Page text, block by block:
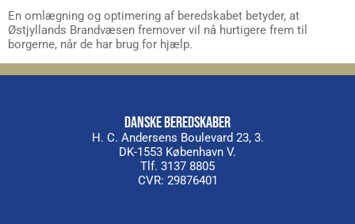
En omlægning og optimering af beredskabet betyder, at
Østjyllands Brandvæsen fremover vil nå hurtigere frem til
borgerne, når de har brug for hjælp.
DANSKE BEREDSKABER
H. C. Andersens Boulevard 23, 3.
DK-1553 København V.
Tlf. 3137 8805
CVR: 29876401